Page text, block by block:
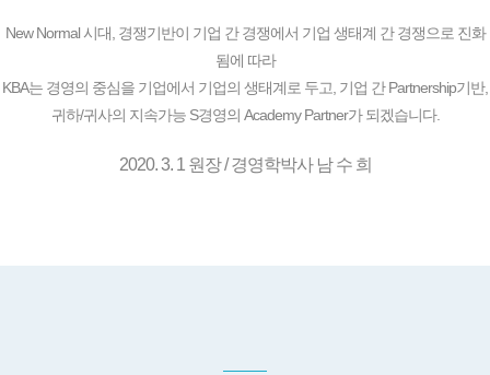
New Normal 시대, 경쟁기반이 기업 간 경쟁에서 기업 생태계 간 경쟁으로 진화
됨에 따라
KBA는 경영의 중심을 기업에서 기업의 생태계로 두고, 기업 간 Partnership기반,
귀하/귀사의 지속가능 S경영의 Academy Partner가 되겠습니다.
2020. 3. 1 원장 / 경영학박사 남 수 희